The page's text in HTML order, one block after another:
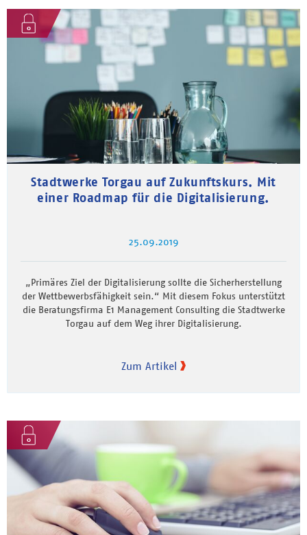
Stadtwerke Torgau auf Zukunftskurs. Mit
einer Roadmap für die Digitalisierung.
25.09.2019
„Primäres Ziel der Digitalisierung sollte die Sicherherstellung
der Wettbewerbsfähigkeit sein.“ Mit diesem Fokus unterstützt
die Beratungsfirma E1 Management Consulting die Stadtwerke
Torgau auf dem Weg ihrer Digitalisierung.
Zum Artikel